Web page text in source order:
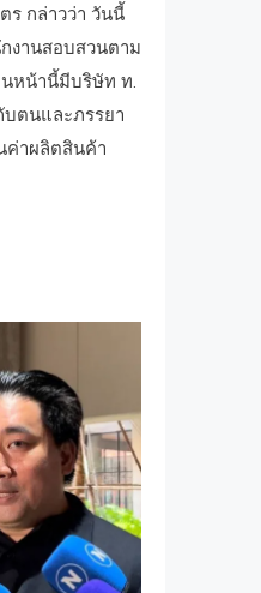
กล่าวว่า วันนี้
งานสอบสวนตาม
หน้านี้มีบริษัท ท.
ตนและภรรยา
ค่าผลิตสินค้า